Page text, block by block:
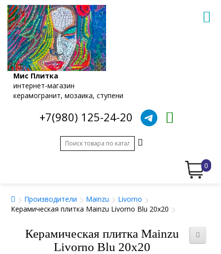
Мис Плитка
интернет-магазин
керамогранит, мозаика, ступени
+7(980) 125-24-20
0
Производители Mainzu
Livorno
Керамическая плитка Mainzu Livorno Blu 20x20
Керамическая плитка Mainzu
Livorno Blu 20x20